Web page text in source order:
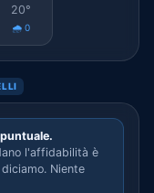
20°
🌧️ 0
l'affidabilità è
Niente